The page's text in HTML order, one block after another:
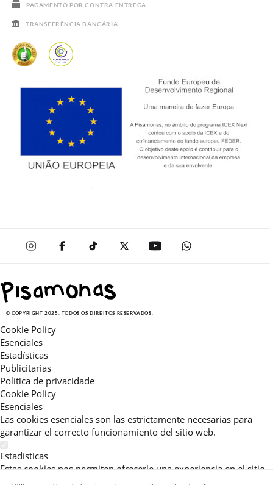
PAGAMENTO POR CONTRA ENTREGA
TRANSFERÊNCIA BANCÁRIA
© COPYRIGHT 2025. TODOS OS DIREITOS RESERVADOS.
Cookie Policy
Esenciales
Estadísticas
Publicitarias
Política de privacidade
Cookie Policy
Esenciales
Las cookies esenciales son las estrictamente necesarias para
garantizar el correcto funcionamiento del sitio web.
Estadísticas
Estas cookies nos permiten ofrecerle una experiencia en el sitio
adaptada a su navegación (recomendaciones de producto